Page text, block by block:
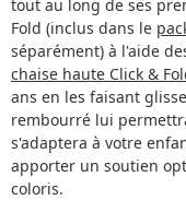
tout au long de ses
Fold (inclus dans le
séparément) à l'aide
chaise haute Click &
ans en les faisant
rembourré lui
s'adaptera à votre
apporter un soutien
coloris.